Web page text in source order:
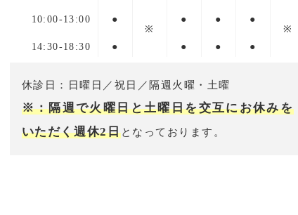
10:00-13:00
●
※
● ●
●
※
14:30-18:30
● ● ● ●
休診日：日曜日／祝日／隔週火曜・土曜
※：隔週で火曜日と土曜日を交互にお休みを
いただく週休2日となっております。